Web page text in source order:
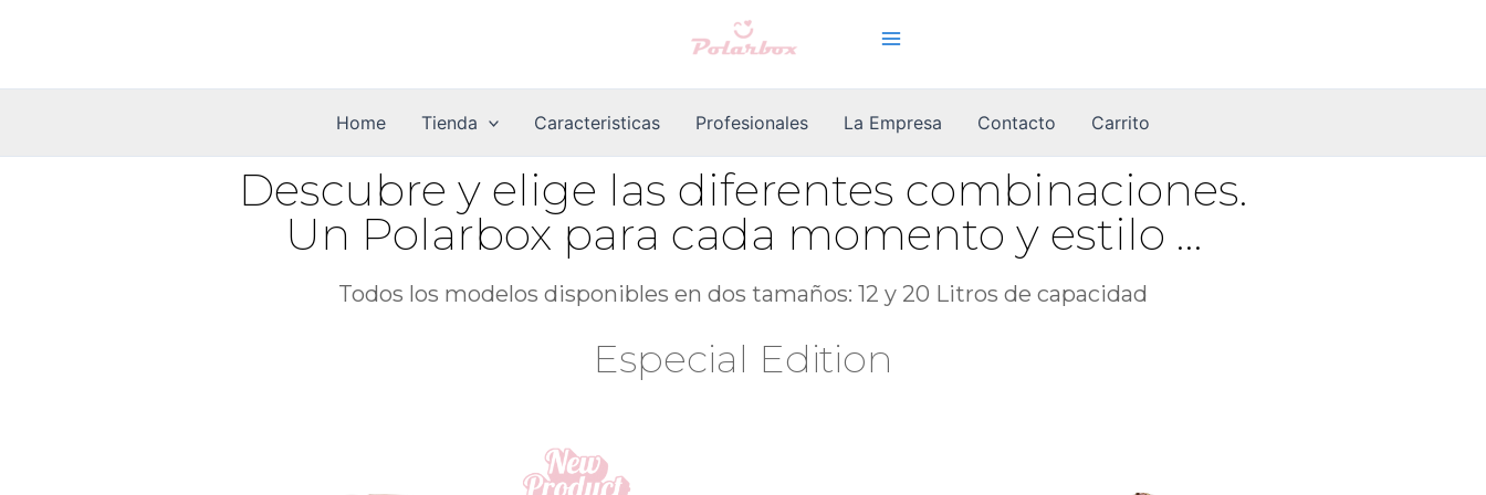
Home Tienda Caracteristicas Profesionales La Empresa Contacto Carrito
Descubre y elige las diferentes combinaciones.
Un Polarbox para cada momento y estilo …
Todos los modelos disponibles en dos tamaños: 12 y 20 Litros de capacidad
Especial Edition